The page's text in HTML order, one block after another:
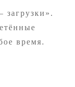
загрузки».
время.